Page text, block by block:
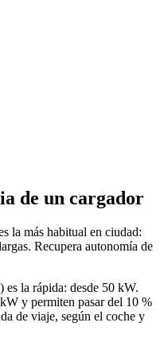
de un cargador
la más habitual en ciudad:
Recupera autonomía de
es la rápida: desde 50 kW.
y permiten pasar del 10 %
de viaje, según el coche y